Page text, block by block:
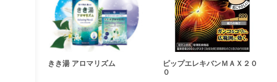
きき湯 アロマリズム
ピップエレキバンＭＡＸ２０
０